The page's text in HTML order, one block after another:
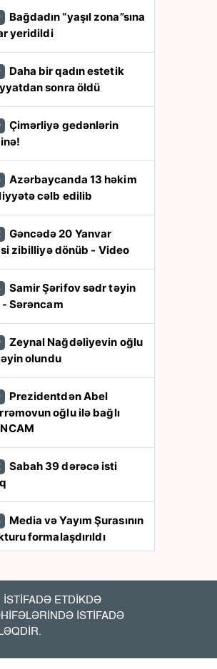
yeridildi
sonra öldü
cəlb edilib
zibilliyə dönüb - Video
Sərəncam
olundu
oğlu ilə bağlı
formalaşdırıldı
olduğu gəmiyə
- Anbaan- Video
İSTİFADƏ ETDİKDƏ
İSTİFADƏ